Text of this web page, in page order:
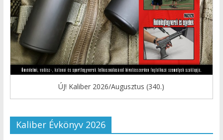
ÚJ! Kaliber 2026/Augusztus (340.)
Kaliber Évkönyv 2026